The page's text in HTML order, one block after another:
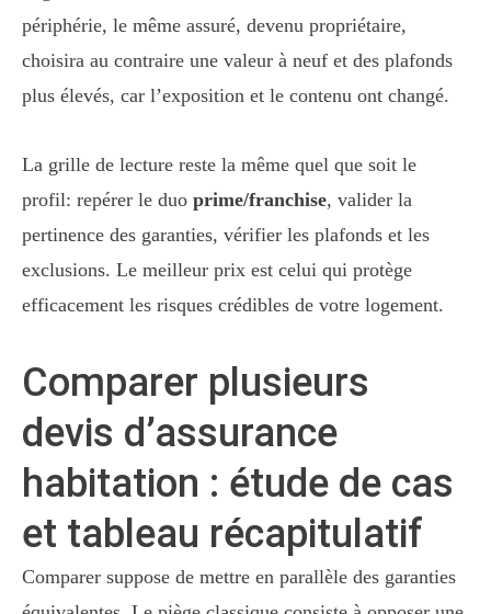
périphérie, le même assuré, devenu propriétaire,
choisira au contraire une valeur à neuf et des plafonds
plus élevés, car l’exposition et le contenu ont changé.
La grille de lecture reste la même quel que soit le
profil: repérer le duo prime/franchise, valider la
pertinence des garanties, vérifier les plafonds et les
exclusions. Le meilleur prix est celui qui protège
efficacement les risques crédibles de votre logement.
Comparer plusieurs
devis d’assurance
habitation : étude de cas
et tableau récapitulatif
Comparer suppose de mettre en parallèle des garanties